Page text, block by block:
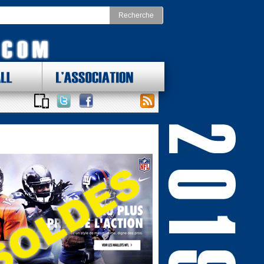
FOOTBALL CONFERENCE
Redskins
Minnesota Vikings
Division Ouest
Falcons
Arizona Cardinals
Panthers
Los Angeles Rams
Saints
San Francisco 49ers
Bay Buccaneers
Seattle Seahawks
L'ASSOCIATION
DES LOTS !